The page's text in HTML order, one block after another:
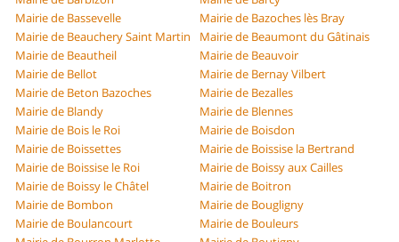
Mairie de Bassevelle
Mairie de Bazoches lès Bray
Mairie de Beauchery Saint Martin
Mairie de Beaumont du Gâtinais
Mairie de Beautheil
Mairie de Beauvoir
Mairie de Bellot
Mairie de Bernay Vilbert
Mairie de Beton Bazoches
Mairie de Bezalles
Mairie de Blandy
Mairie de Blennes
Mairie de Bois le Roi
Mairie de Boisdon
Mairie de Boissettes
Mairie de Boissise la Bertrand
Mairie de Boissise le Roi
Mairie de Boissy aux Cailles
Mairie de Boissy le Châtel
Mairie de Boitron
Mairie de Bombon
Mairie de Bougligny
Mairie de Boulancourt
Mairie de Bouleurs